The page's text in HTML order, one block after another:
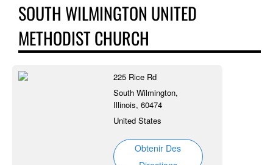
SOUTH WILMINGTON UNITED
METHODIST CHURCH
225 Rice Rd
South Wilmington,
Illinois, 60474
United States
Obtenir Des